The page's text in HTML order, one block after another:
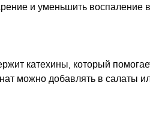
и уменьшить воспаление
катехины, который
можно добавлять в салаты